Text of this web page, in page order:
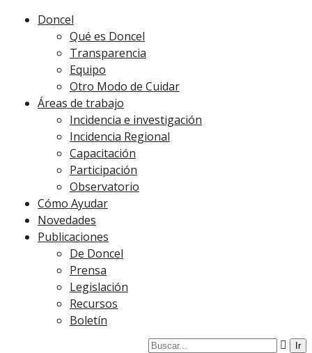
Doncel
Qué es Doncel
Transparencia
Equipo
Otro Modo de Cuidar
Áreas de trabajo
Incidencia e investigación
Incidencia Regional
Capacitación
Participación
Observatorio
Cómo Ayudar
Novedades
Publicaciones
De Doncel
Prensa
Legislación
Recursos
Boletín